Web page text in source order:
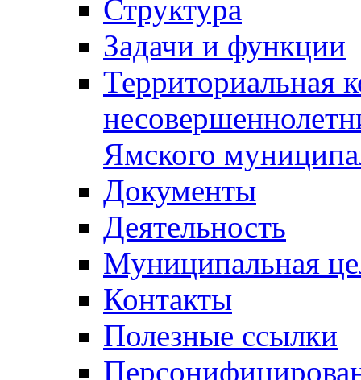
Структура
Задачи и функции
Территориальная
Ямского
Документы
Деятельность
Муниципальная
Контакты
Полезные ссылки